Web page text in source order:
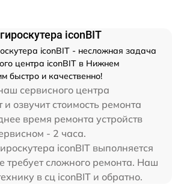
iconBIT
iconBIT - несложная задача
центра iconBIT в Нижнем
быстро и качественно!
сервисного центра
и озвучит стоимость ремонта
время ремонта устройств
- 2 часа.
iconBIT выполняется
требует сложного ремонта. Наш
в сц iconBIT и обратно.